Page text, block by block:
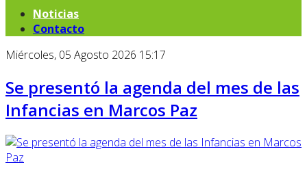
Noticias
Contacto
Miércoles, 05 Agosto 2026 15:17
Se presentó la agenda del mes de las
Infancias en Marcos Paz